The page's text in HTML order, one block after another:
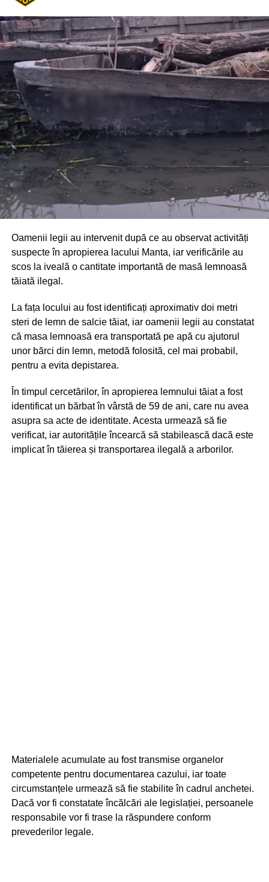
Din fericire, nimeni nu a avut de suferit, iar reprezentanții
comunității au mulțumit atât pompierilor din Drochia, cât și
localnicilor care au intervenit prompt și au contribuit la
limitarea pagubelor.
Oamenii legii au intervenit după ce au observat activități
suspecte în apropierea lacului Manta, iar verificările au
scos la iveală o cantitate importantă de masă lemnoasă
tăiată ilegal.
La fața locului au fost identificați aproximativ doi metri
steri de lemn de salcie tăiat, iar oamenii legii au constatat
că masa lemnoasă era transportată pe apă cu ajutorul
unor bărci din lemn, metodă folosită, cel mai probabil,
pentru a evita depistarea.
În timpul cercetărilor, în apropierea lemnului tăiat a fost
identificat un bărbat în vârstă de 59 de ani, care nu avea
asupra sa acte de identitate. Acesta urmează să fie
verificat, iar autoritățile încearcă să stabilească dacă este
implicat în tăierea și transportarea ilegală a arborilor.
Materialele acumulate au fost transmise organelor
competente pentru documentarea cazului, iar toate
circumstanțele urmează să fie stabilite în cadrul anchetei.
Dacă vor fi constatate încălcări ale legislației, persoanele
responsabile vor fi trase la răspundere conform
prevederilor legale.